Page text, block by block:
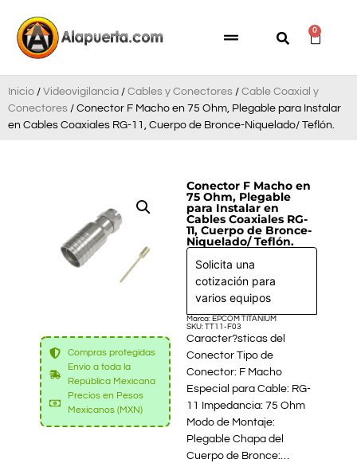
0
Inicio / Videovigilancia / Cables y Conectores / Cable Coaxial y
Conectores / Conector F Macho en 75 Ohm, Plegable para Instalar
en Cables Coaxiales RG-11, Cuerpo de Bronce-Niquelado/ Teflón.
Compras protegidas
Envío a toda la
República Mexicana
Precios en Pesos
Mexicanos (MXN)
Conector F Macho en
75 Ohm, Plegable
para Instalar en
Cables Coaxiales RG-
11, Cuerpo de Bronce-
Niquelado/ Teflón.
Solicita una
cotización para
varios equipos
Marca: EPCOM TITANIUM
SKU: TT11-F03
Caracter?sticas del
Conector Tipo de
Conector: F Macho
Especial para Cable: RG-
11 Impedancia: 75 Ohm
Modo de Montaje:
Plegable Chapa del
Cuerpo de Bronce:…